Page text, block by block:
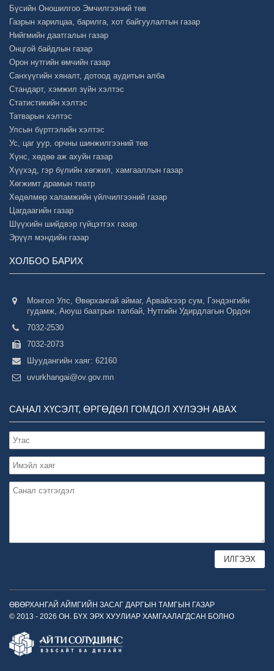
Бүсийн Оношилгоо Эмчилгээний төв
Газрын харилцаа, барилга, хот байгуулалтын газар
Нийгмийн даатгалын газар
Онцгой байдлын газар
Орон нутгийн өмчийн газар
Санхүүгийн хяналт, дотоод аудитын алба
Стандарт, хэмжил зүйн хэлтэс
Статистикийн хэлтэс
Татварын хэлтэс
Улсын бүртгэлийн хэлтэс
Ус, цаг уур, орчны шинжилгээний төв
Хүнс, хөдөө аж ахуйн газар
Хүүхэд, гэр бүлийн хөгжил, хамгааллын газар
Хөгжимт драмын театр
Хөдөлмөр халамжийн үйлчилгээний газар
Цагдаагийн газар
Шүүхийн шийдвэр гүйцэтгэх газар
Эрүүл мэндийн газар
ХОЛБОО БАРИХ
Монгол Улс, Өвөрхангай аймаг, Арвайхээр сум, Гэндэнгийн
гудамж, Аюуш баатрын талбай, Нутгийн Удирдлагын Ордон
7032-2530
7032-2073
Шуудангийн хаяг: 62160
uvurkhangai@ov.gov.mn
САНАЛ ХҮСЭЛТ, ӨРГӨДӨЛ ГОМДОЛ ХҮЛЭЭН АВАХ
ӨВӨРХАНГАЙ АЙМГИЙН ЗАСАГ ДАРГЫН ТАМГЫН ГАЗАР
© 2013 - 2026 ОН. БҮХ ЭРХ ХУУЛИАР ХАМГААЛАГДСАН БОЛНО